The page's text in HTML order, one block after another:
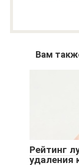
Вам
Рейтинг
удаления